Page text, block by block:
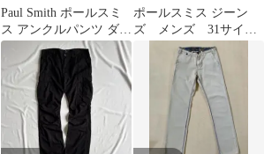
Paul Smith ポールスミ
ス アンクルパンツ ダー
クパープル
ポールスミス ジーン
ズ メンズ 31サイ
ズ 黒色 M カジュ
アルパンツ デニム